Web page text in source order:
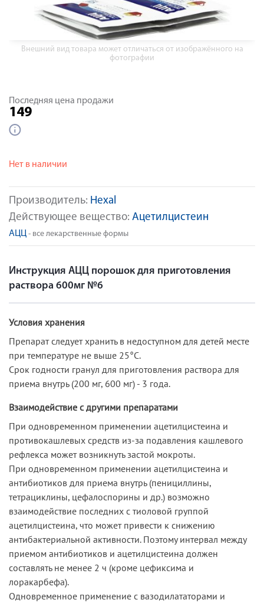
Внешний вид товара может отличаться от изображённого на
фотографии
Производитель: Hexal
Действующее вещество: Ацетилцистеин
АЦЦ - все лекарственные формы
Последняя цена продажи
149
Нет в наличии
Инструкция АЦЦ порошок для приготовления
раствора 600мг №6
Условия хранения
Препарат следует хранить в недоступном для детей месте
при температуре не выше 25°С.
Срок годности гранул для приготовления раствора для
приема внутрь (200 мг, 600 мг) - 3 года.
Взаимодействие с другими препаратами
При одновременном применении ацетилцистеина и
противокашлевых средств из-за подавления кашлевого
рефлекса может возникнуть застой мокроты.
При одновременном применении ацетилцистеина и
антибиотиков для приема внутрь (пенициллины,
тетрациклины, цефалоспорины и др.) возможно
взаимодействие последних с тиоловой группой
ацетилцистеина, что может привести к снижению
антибактериальной активности. Поэтому интервал между
приемом антибиотиков и ацетилцистеина должен
составлять не менее 2 ч (кроме цефиксима и
лоракарбефа).
Одновременное применение с вазодилататорами и